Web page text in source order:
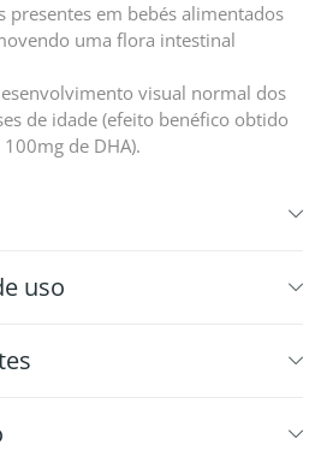
presentes em bebés alimentados
uma flora intestinal
visual normal dos
de idade (efeito benéfico obtido
de DHA).
uso